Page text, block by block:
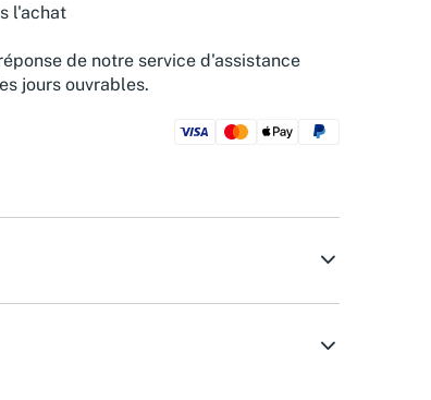
l'achat
de notre service d'assistance
jours ouvrables.